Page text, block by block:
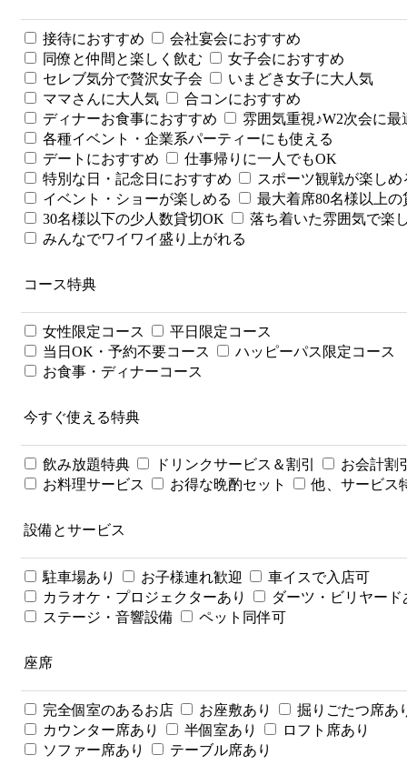
接待におすすめ
会社宴会におすすめ
同僚と仲間と楽しく飲む
女子会におすすめ
セレブ気分で贅沢女子会
いまどき女子に大人気
ママさんに大人気
合コンにおすすめ
ディナーお食事におすすめ
雰囲気重視♪W2次会に最
各種イベント・企業系パーティーにも使える
デートにおすすめ
仕事帰りに一人でもOK
特別な日・記念日におすすめ
スポーツ観戦が楽しめ
イベント・ショーが楽しめる
最大着席80名様以上の
30名様以下の少人数貸切OK
落ち着いた雰囲気で楽
みんなでワイワイ盛り上がれる
コース特典
女性限定コース
平日限定コース
当日OK・予約不要コース
ハッピーパス限定コース
お食事・ディナーコース
今すぐ使える特典
飲み放題特典 ドリンクサービス＆割引
お会計割
お料理サービス
お得な晩酌セット 他、サービス
設備とサービス
駐車場あり お子様連れ歓迎
車イスで入店可
カラオケ・プロジェクターあり
ダーツ・ビリヤード
ステージ・音響設備
ペット同伴可
座席
完全個室のあるお店 お座敷あり
掘りごたつ席あ
カウンター席あり
半個室あり
ロフト席あり
ソファー席あり
テーブル席あり